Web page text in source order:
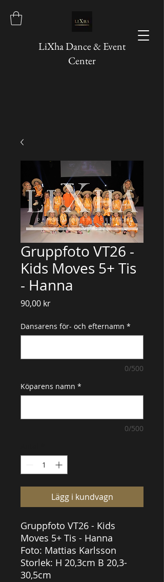
LiXha Dance & Event
Center
Gruppfoto VT26 -
Kids Moves 5+ Tis
- Hanna
90,00 krPris
Dansarens för- och efternamn *
0/500
Köparens namn *
0/500
Lägg i kundvagn
Gruppfoto VT26 - Kids
Moves 5+ Tis - Hanna
Foto: Mattias Karlsson
Storlek: H 20,3cm B 20,3-
30,5cm